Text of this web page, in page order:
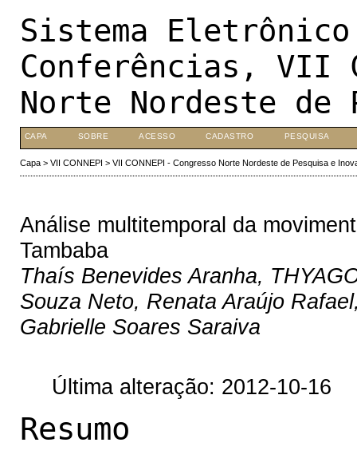
Sistema
Conferências, VII
Norte Nordeste de
CAPA SOBRE ACESSO CADASTRO PESQUISA
Capa> VII CONNEPI > VII CONNEPI - Congresso Norte Nordeste de Pesquisa e
Análise multitemporal da
Tambaba
Thaís Benevides Aranha,
Souza Neto, Renata Araújo
Gabrielle Soares Saraiva
Última alteração: 2012-10-16
Resumo